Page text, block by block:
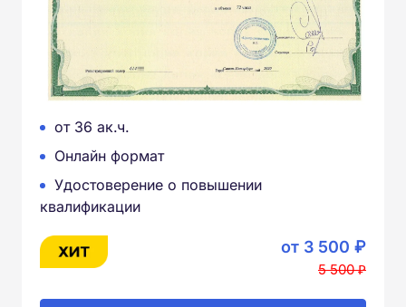
от 36 ак.ч.
Онлайн формат
Удостоверение о повышении
квалификации
от 3 500 ₽
5 500 ₽